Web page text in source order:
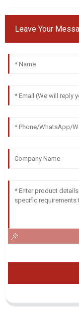
Leave Your